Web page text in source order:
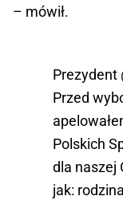
– mówił.
Prezydent
Przed
Polskich
dla naszej
jak: